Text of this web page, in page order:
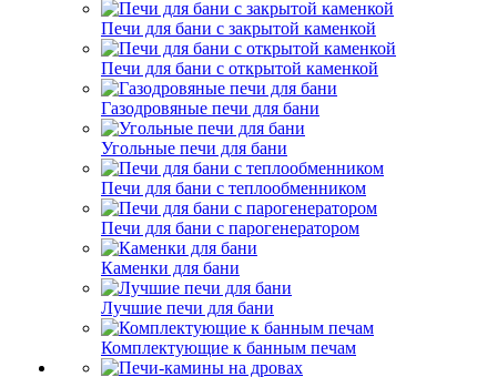
Печи для бани с закрытой каменкой
Печи для бани с открытой каменкой
Газодровяные печи для бани
Угольные печи для бани
Печи для бани с теплообменником
Печи для бани с парогенератором
Каменки для бани
Лучшие печи для бани
Комплектующие к банным печам